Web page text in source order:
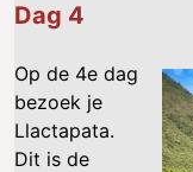
Dag 4
Op de 4e dag
bezoek je
Llactapata.
Dit is de